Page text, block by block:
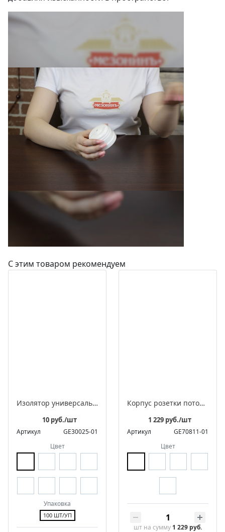
С этим товаром рекомендуем
Изолятор универсальный пластиковый, серия «Усадьба»
10 руб./шт
Артикул
GE30025-01
Цвет
Упаковка
100 ШТ/УП
Корпус розетки потолочной для подвеса светильника, фарфоровый, D70x45
1 229 руб./шт
Артикул
GE70811-01
Цвет
шт на сумму 1 229 руб.